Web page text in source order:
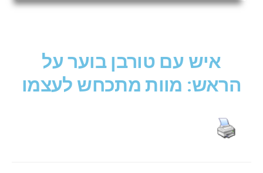
איש עם טורבן בוער על
הראש: מוות מתכחש לעצמו